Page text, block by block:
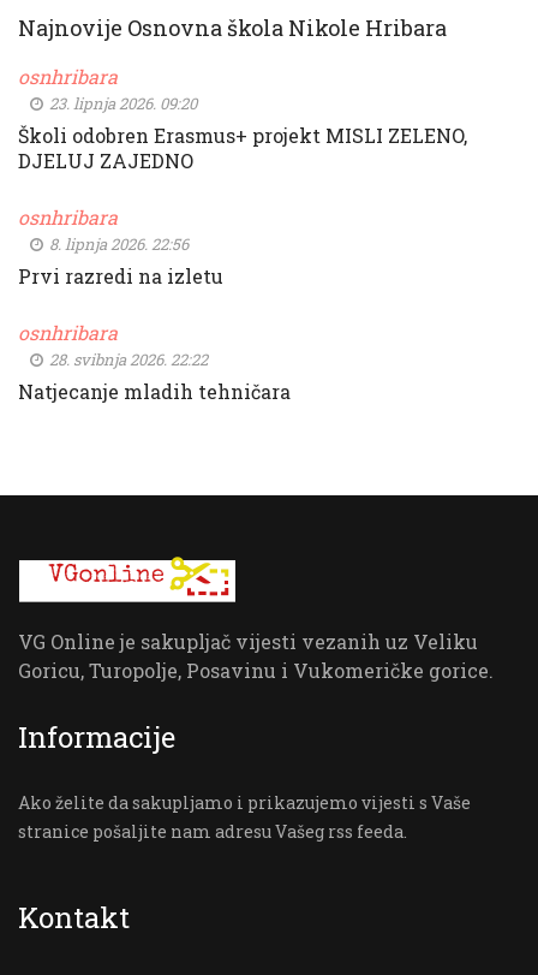
Najnovije Osnovna škola Nikole Hribara
osnhribara
23. lipnja 2026. 09:20
Školi odobren Erasmus+ projekt MISLI ZELENO,
DJELUJ ZAJEDNO
osnhribara
8. lipnja 2026. 22:56
Prvi razredi na izletu
osnhribara
28. svibnja 2026. 22:22
Natjecanje mladih tehničara
VG Online je sakupljač vijesti vezanih uz Veliku
Goricu, Turopolje, Posavinu i Vukomeričke gorice.
Informacije
Ako želite da sakupljamo i prikazujemo vijesti s Vaše
stranice pošaljite nam adresu Vašeg rss feeda.
Kontakt